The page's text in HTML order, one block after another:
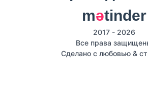
mәtinder
2017 - 2026
Все права
Сделано с любовью &